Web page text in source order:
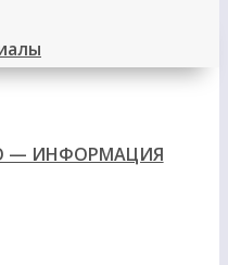
— ИНФОРМАЦИЯ